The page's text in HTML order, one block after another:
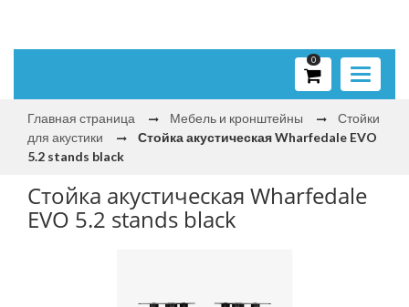
Toggle
0
Главная страница Мебель и кронштейны
Стойки
для акустики
Стойка акустическая Wharfedale EVO
5.2 stands black
Стойка акустическая Wharfedale
EVO 5.2 stands black